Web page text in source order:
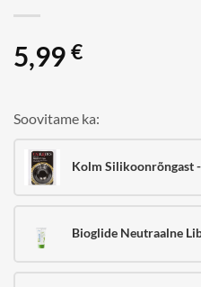
5,99 €
Soovitame ka:
Kolm Silikoonrõngast
Bioglide Neutraalne